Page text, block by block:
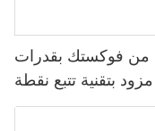
من فوكستك بقدرات
مزود بتقنية تتبع نقطة
الطاقة القصوى (MPPT)، يدعم توصيل 9 وحدات بالتوازي